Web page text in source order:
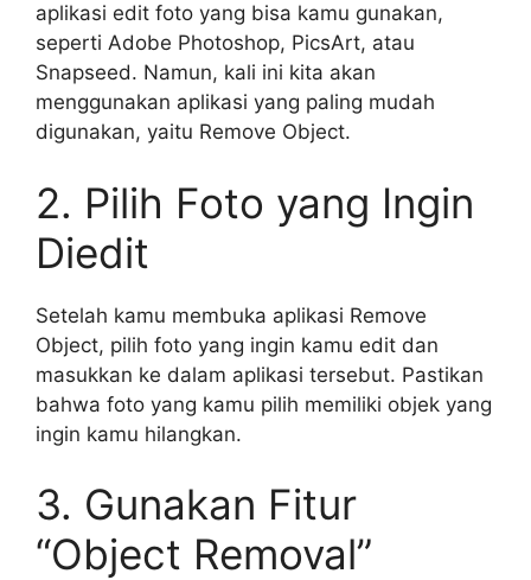
aplikasi edit foto yang bisa kamu gunakan,
seperti Adobe Photoshop, PicsArt, atau
Snapseed. Namun, kali ini kita akan
menggunakan aplikasi yang paling mudah
digunakan, yaitu Remove Object.
2. Pilih Foto yang Ingin
Diedit
Setelah kamu membuka aplikasi Remove
Object, pilih foto yang ingin kamu edit dan
masukkan ke dalam aplikasi tersebut. Pastikan
bahwa foto yang kamu pilih memiliki objek yang
ingin kamu hilangkan.
3. Gunakan Fitur
“Object Removal”